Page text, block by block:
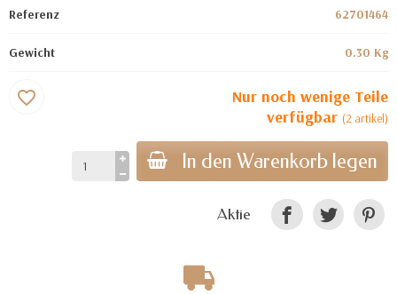
Referenz 62701464
Gewicht 0.30 Kg
Nur noch wenige Teile
verfügbar (2 artikel)
In den Warenkorb legen
favorite_border
Aktie